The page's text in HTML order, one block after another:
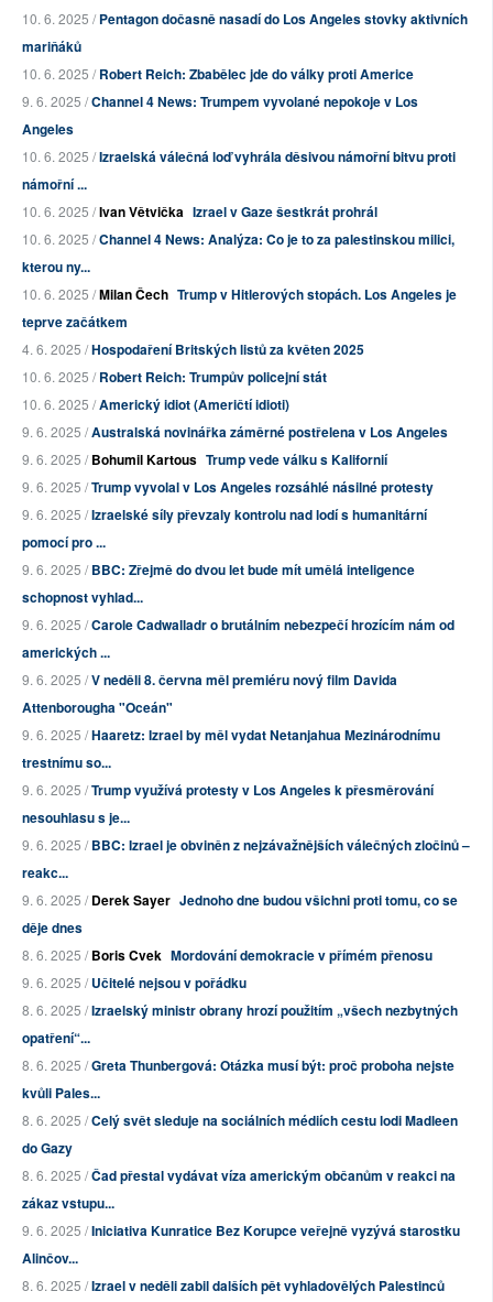
10. 6. 2025 /Pentagon dočasně nasadí do Los Angeles stovky aktivních
mariňáků
10. 6. 2025 /Robert Reich: Zbabělec jde do války proti Americe
9. 6. 2025 /Channel 4 News: Trumpem vyvolané nepokoje v Los
Angeles
10. 6. 2025 /Izraelská válečná loď vyhrála děsivou námořní bitvu proti
námořní ...
10. 6. 2025 /Ivan Větvička Izrael v Gaze šestkrát prohrál
10. 6. 2025 /Channel 4 News: Analýza: Co je to za palestinskou milici,
kterou ny...
10. 6. 2025 /Milan Čech Trump v Hitlerových stopách. Los Angeles je
teprve začátkem
4. 6. 2025 /Hospodaření Britských listů za květen 2025
10. 6. 2025 /Robert Reich: Trumpův policejní stát
10. 6. 2025 /Americký idiot (Američtí idioti)
9. 6. 2025 /Australská novinářka záměrné postřelena v Los Angeles
9. 6. 2025 /Bohumil Kartous Trump vede válku s Kalifornií
9. 6. 2025 /Trump vyvolal v Los Angeles rozsáhlé násilné protesty
9. 6. 2025 /Izraelské síly převzaly kontrolu nad lodí s humanitární
pomocí pro ...
9. 6. 2025 /BBC: Zřejmě do dvou let bude mít umělá inteligence
schopnost vyhlad...
9. 6. 2025 /Carole Cadwalladr o brutálním nebezpečí hrozícím nám od
amerických ...
9. 6. 2025 /V neděli 8. června měl premiéru nový film Davida
Attenborougha "Oceán"
9. 6. 2025 /Haaretz: Izrael by měl vydat Netanjahua Mezinárodnímu
trestnímu so...
9. 6. 2025 /Trump využívá protesty v Los Angeles k přesměrování
nesouhlasu s je...
9. 6. 2025 /BBC: Izrael je obviněn z nejzávažnějších válečných zločinů –
reakc...
9. 6. 2025 /Derek Sayer Jednoho dne budou všichni proti tomu, co se
děje dnes
8. 6. 2025 /Boris Cvek Mordování demokracie v přímém přenosu
9. 6. 2025 /Učitelé nejsou v pořádku
8. 6. 2025 /Izraelský ministr obrany hrozí použitím „všech nezbytných
opatření“...
8. 6. 2025 /Greta Thunbergová: Otázka musí být: proč proboha nejste
kvůli Pales...
8. 6. 2025 /Celý svět sleduje na sociálních médiích cestu lodi Madleen
do Gazy
8. 6. 2025 /Čad přestal vydávat víza americkým občanům v reakci na
zákaz vstupu...
9. 6. 2025 /Iniciativa Kunratice Bez Korupce veřejně vyzývá starostku
Alinčov...
8. 6. 2025 /Izrael v neděli zabil dalších pět vyhladovělých Palestinců